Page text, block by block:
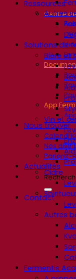
Ressources
Centre
App
Nous trouver
Nos
Parlons-
Actualités
Contact
Autres
Solutions de
Bière et
Vin et
Cidre
Autres
Fermentis